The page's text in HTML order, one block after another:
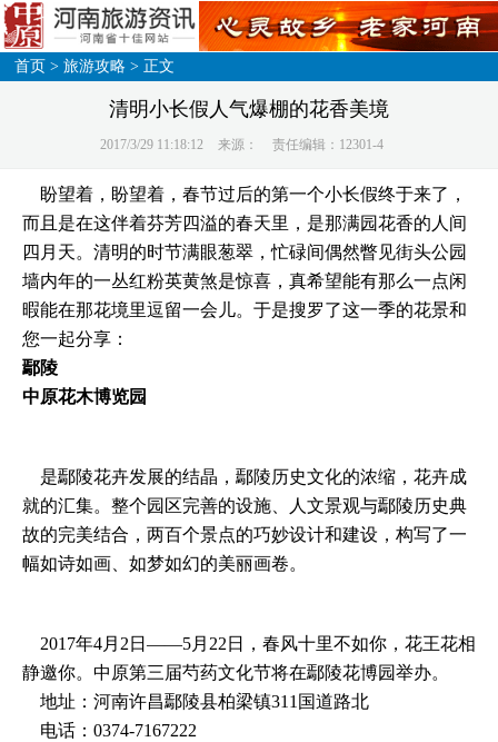
首页 >旅游攻略 > 正文
清明小长假人气爆棚的花香美境
2017/3/29 11:18:12 来源： 责任编辑：12301-4
盼望着，盼望着，春节过后的第一个小长假终于来了，
而且是在这伴着芬芳四溢的春天里，是那满园花香的人间
四月天。清明的时节满眼葱翠，忙碌间偶然瞥见街头公园
墙内年的一丛红粉英黄煞是惊喜，真希望能有那么一点闲
暇能在那花境里逗留一会儿。于是搜罗了这一季的花景和
您一起分享：
鄢陵
中原花木博览园
是鄢陵花卉发展的结晶，鄢陵历史文化的浓缩，花卉成
就的汇集。整个园区完善的设施、人文景观与鄢陵历史典
故的完美结合，两百个景点的巧妙设计和建设，构写了一
幅如诗如画、如梦如幻的美丽画卷。
2017年4月2日——5月22日，春风十里不如你，花王花相
静邀你。中原第三届芍药文化节将在鄢陵花博园举办。
地址：河南许昌鄢陵县柏梁镇311国道路北
电话：0374-7167222